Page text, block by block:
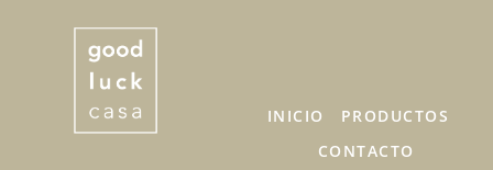
INICIO
PRODUCTOS
CONTACTO